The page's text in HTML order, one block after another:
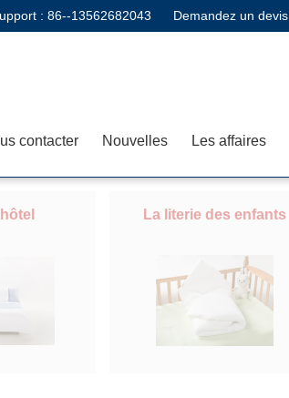
: 86--13562682043 Demandez un devis
contacter Nouvelles Les affaires
La literie des enfants